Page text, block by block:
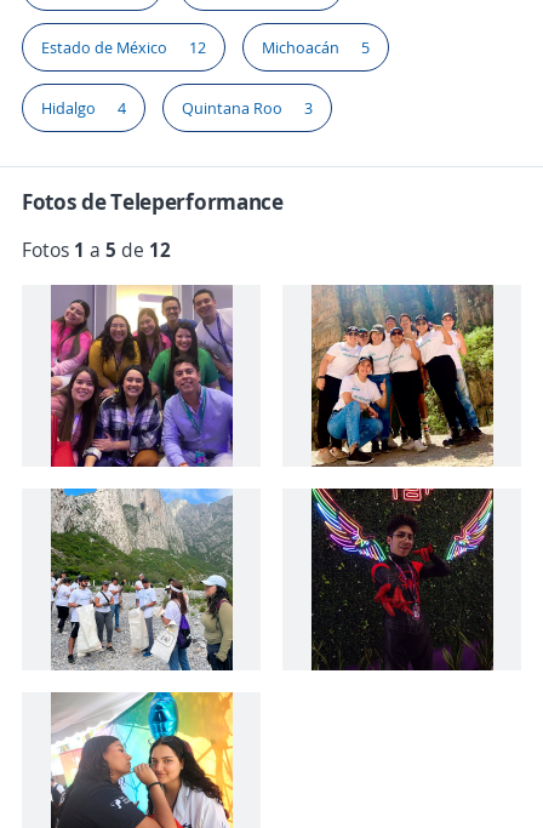
Estado de México 12 Michoacán 5
Hidalgo 4 Quintana Roo 3
Fotos de Teleperformance
Fotos 1 a 5 de 12